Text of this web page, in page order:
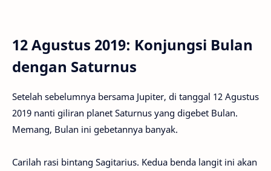
12 Agustus 2019: Konjungsi Bulan
dengan Saturnus
Setelah sebelumnya bersama Jupiter, di tanggal 12 Agustus
2019 nanti giliran planet Saturnus yang digebet Bulan.
Memang, Bulan ini gebetannya banyak.
Carilah rasi bintang Sagitarius. Kedua benda langit ini akan